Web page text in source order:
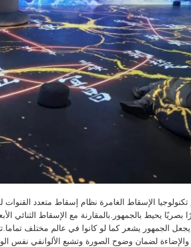
الإسقاط الغامرة نظام إسقاط متعدد القنوات
بصريًا يحيط بالجمهور.بالمقارنة مع الإسقاط الثنائي
يجعل الجمهور يشعر كما لو كانوا في عالم مختلف
والإضاءة لضمان وضوح الصورة وتشبع الألوانفي نفس